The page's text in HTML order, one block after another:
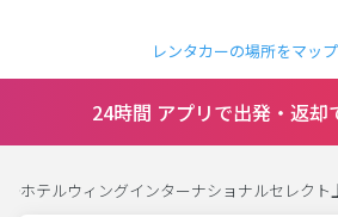
レンタカーの場所をマッ
24時間 アプリで出発・返却
ホテルウィングインターナショナルセレクト